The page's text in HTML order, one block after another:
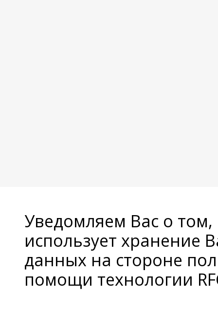
Уведомляем Вас о
использует хранение
данных на стороне
помощи технологии